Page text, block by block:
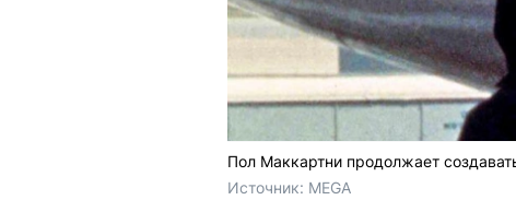
Пол Маккартни продолжает
Источник: MEGA